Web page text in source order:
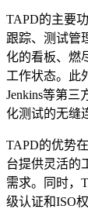
TAPD的主要
跟踪、测试管
化的看板、燃
工作状态。此
Jenkins等第
化测试的无缝
TAPD的优势
台提供灵活的
需求。同时，
级认证和ISO